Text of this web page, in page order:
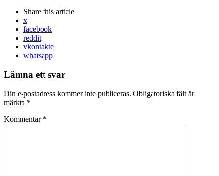
Share this article
x
facebook
reddit
vkontakte
whatsapp
Lämna ett svar
Din e-postadress kommer inte publiceras. Obligatoriska fält är
märkta *
Kommentar *